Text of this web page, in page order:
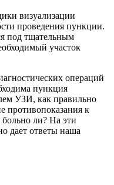
визуализации
проведения пункции.
под тщательным
участок
операций
пункция
УЗИ, как правильно
противопоказания к
ли? На эти
дает ответы наша